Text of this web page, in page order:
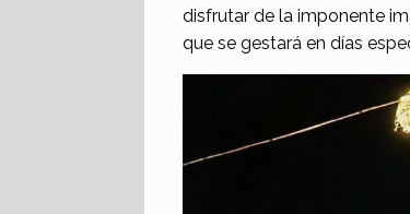
disfrutar de la imponente
que se gestará en días